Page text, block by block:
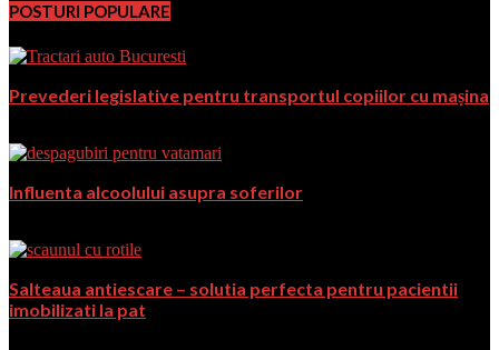
POSTURI POPULARE
Prevederi legislative pentru transportul copiilor cu mașina
Influenta alcoolului asupra soferilor
Salteaua antiescare – solutia perfecta pentru pacientii
imobilizati la pat